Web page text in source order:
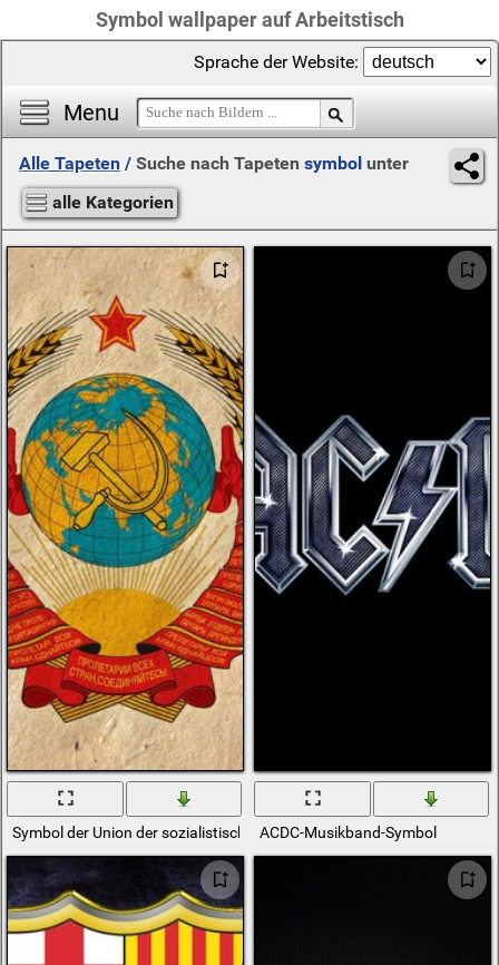
Symbol wallpaper auf Arbeitstisch
Menu
Sprache der Website:
Alle Tapeten / Suche nach Tapeten symbol unter
alle Kategorien
Symbol der Union der sozialistischen Sowjetrepubliken
ACDC-Musikband-Symbol